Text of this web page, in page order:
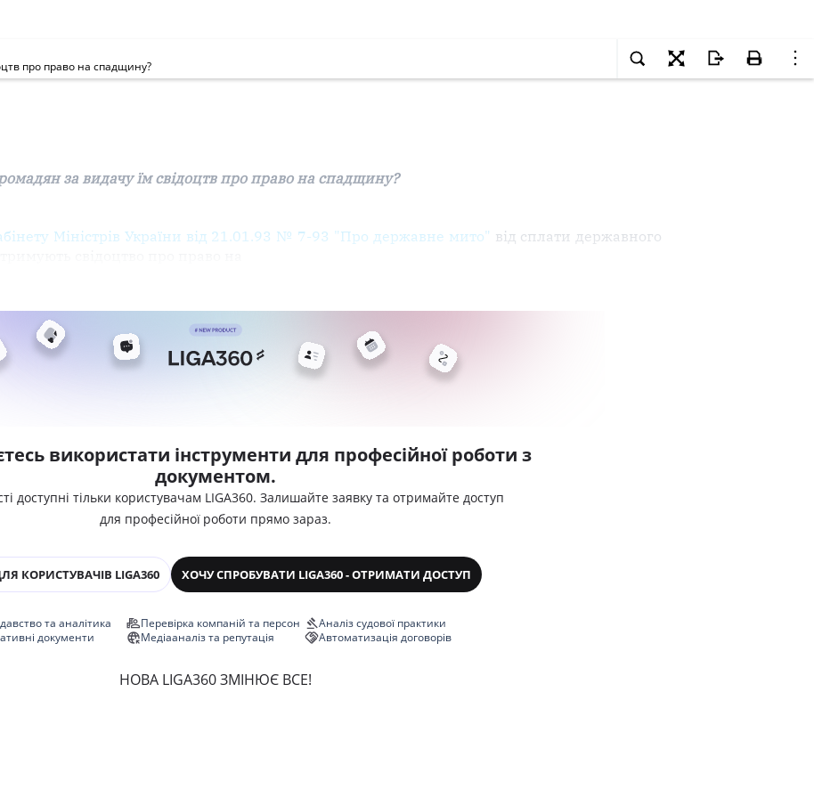
про право на спадщину?
за видачу їм свідоцтв про право на спадщину?
Міністрів України від 21.01.93 № 7-93 "Про державне мито" від сплати державного
використати інструменти для професійної роботи з
документом.
доступні тільки користувачам LIGA360. Залишайте заявку та отримайте доступ
для професійної роботи прямо зараз.
КОРИСТУВАЧІВ LIGA360 ХОЧУ СПРОБУВАТИ LIGA360 - ОТРИМАТИ ДОСТУП
та аналітика
документи
Перевірка компаній та персон
Медіааналіз та репутація
Аналіз судової практики
Автоматизація договорів
НОВА LIGA360 ЗМІНЮЄ ВСЕ!